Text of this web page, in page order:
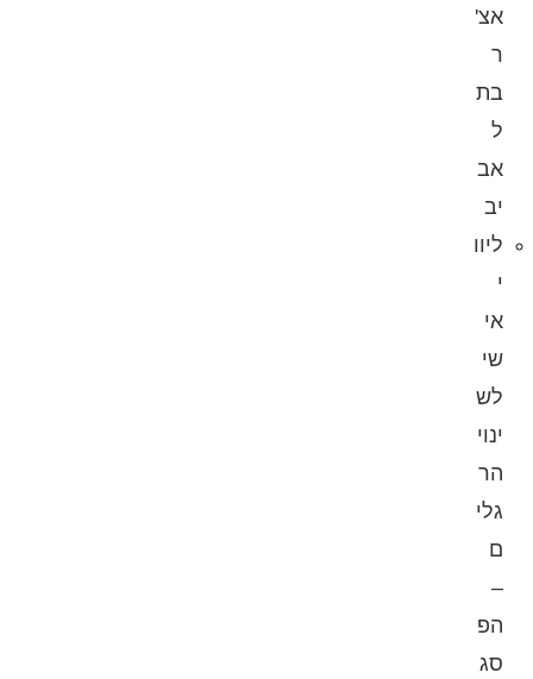
אצ'
בת
אב
יב
ליוו
אי
שי
לש
ינוי
הר
גלי
ם
הפ
סג